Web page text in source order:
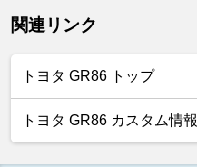
関連リンク
トヨタ GR86 トップ
トヨタ GR86 カスタム情報